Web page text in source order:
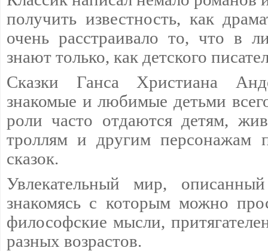
получить известность, как
очень расстраивало то, что в
знают только, как детского
Сказки Ганса Христиана
знакомые и любимые детьми
роли часто отдаются детям,
троллям и другим персонажам
сказок.
Увлекательный мир,
знакомясь с которым можно
философские мысли,
разных возрастов.